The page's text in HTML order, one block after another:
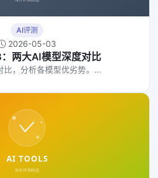
AI评测
2026-05-03
两大AI模型深度对比
，分析各模型优劣势。...